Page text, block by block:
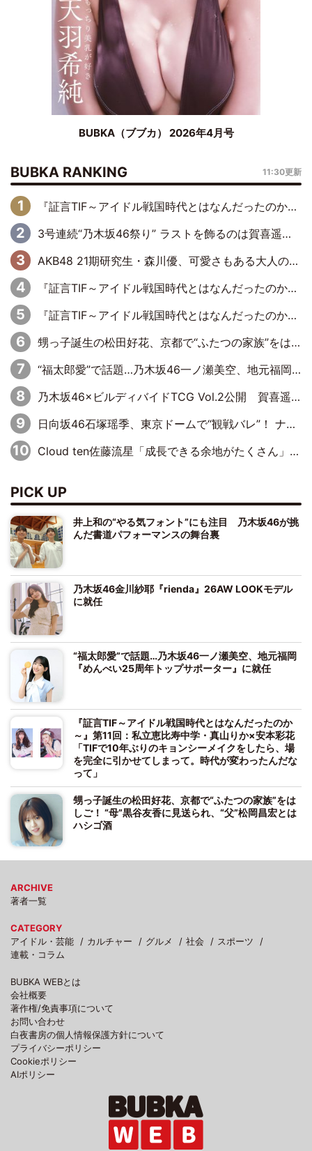
BUBKA（ブブカ） 2026年4月号
BUBKA RANKING 11:30更新
『証言TIF～アイドル戦国時代とはなんだったのか～』第6回：でんぱ組.inc・古川未鈴×相沢梨紗「『ハロプロやりたかったな』って言ったら、夢眠ねむさんに『てめえはでんぱ組．incなんだよ！』って肩パンされて(笑)」
3号連続“乃木坂46祭り” ラストを飾るのは賀喜遥香…5年ぶりの登場に「5年分大人になった私を見ていただけたら」
AKB48 21期研究生・森川優、可愛さもある大人の女性に
『証言TIF～アイドル戦国時代とはなんだったのか～』第11回：私立恵比寿中学・真山りか×安本彩花「TIFで10年ぶりのキョンシーメイクをしたら、場を完全に引かせてしまって。時代が変わったんだなって」
『証言TIF～アイドル戦国時代とはなんだったのか～』第10回：さくら学院・武藤彩未×飯田らうら「正直、中3で辞めるというのを信じてなくて。そう言われてはいたけど、嘘でしょって」
甥っ子誕生の松田好花、京都で“ふたつの家族”をはしご！ “母”黒谷友香に見送られ、“父”松岡昌宏とはハシゴ酒
“福太郎愛”で話題…乃木坂46一ノ瀬美空、地元福岡『めんべい25周年トップサポーター』に就任
乃木坂46×ビルディバイドTCG Vol.2公開 賀喜遥香＆田村真佑が『京まふ』ステージに登壇
日向坂46石塚瑶季、東京ドームで“観戦バレ”！ ナイツ・塙も認めた「巨人に詳しすぎるアイドル」は元VENUSスクール生で杉内コーチ推し⁉
Cloud ten佐藤流星「成長できる余地がたくさん」、本田高優「何度見ても飽きない公演に」
PICK UP
井上和の“やる気フォント”にも注目 乃木坂46が挑
んだ書道パフォーマンスの舞台裏
乃木坂46金川紗耶『rienda』26AW LOOKモデル
に就任
“福太郎愛”で話題…乃木坂46一ノ瀬美空、地元福岡
『めんべい25周年トップサポーター』に就任
『証言TIF～アイドル戦国時代とはなんだったのか
～』第11回：私立恵比寿中学・真山りか×安本彩花
「TIFで10年ぶりのキョンシーメイクをしたら、場
を完全に引かせてしまって。時代が変わったんだな
って」
甥っ子誕生の松田好花、京都で“ふたつの家族”をは
しご！ “母”黒谷友香に見送られ、“父”松岡昌宏とは
ハシゴ酒
ARCHIVE
著者一覧
CATEGORY
アイドル・芸能
カルチャー グルメ 社会
スポーツ
連載・コラム
BUBKA WEBとは
会社概要
著作権/免責事項について
お問い合わせ
白夜書房の個人情報保護方針について
プライバシーポリシー
Cookieポリシー
AIポリシー